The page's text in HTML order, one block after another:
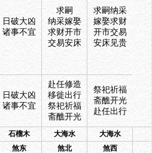
日破大凶
诸事不宜
求嗣
纳采嫁娶
求财开市
交易安床
求嗣纳采
嫁娶求财
开市交易
安床见贵
日破大凶
诸事不宜
赴任修造
移徙出行
祭祀祈福
斋醮开光
祭祀祈福
斋醮开光
赴任出行
石榴木 大海水
大海水
煞东 煞北 煞西